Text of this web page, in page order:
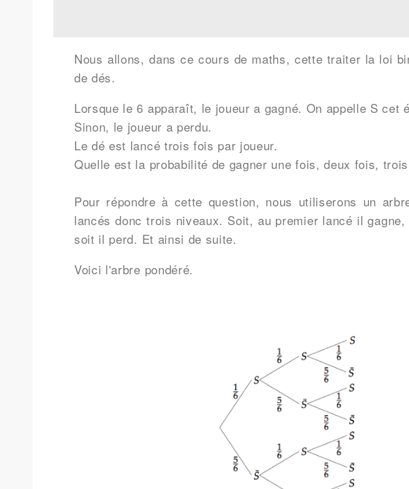
Nous allons, dans ce cours de maths, cette traiter la loi
de dés.
Lorsque le 6 apparaît, le joueur a gagné. On appelle S cet
Sinon, le joueur a perdu.
Le dé est lancé trois fois par joueur.
Quelle est la probabilité de gagner une fois, deux fois,
Pour répondre à cette question, nous utiliserons un
lancés donc trois niveaux. Soit, au premier lancé il
soit il perd. Et ainsi de suite.
Voici l'arbre pondéré.